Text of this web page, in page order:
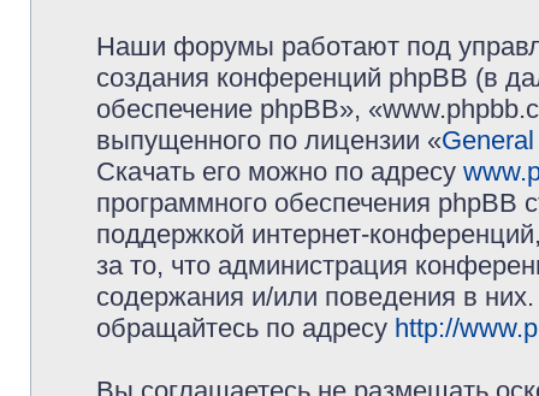
Наши форумы работают под
создания конференций phpBB (в
обеспечение phpBB»,
выпущенного по лицензии «
Скачать его можно по адресу
программного обеспечения phpBB
поддержкой интернет-
за то, что администрация
содержания и/или поведения в
обращайтесь по адресу http://